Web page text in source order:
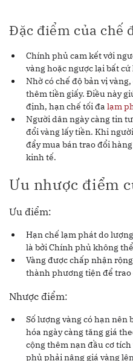
Đặc điểm của chế
Chính phủ cam kết với
vàng hoặc ngược lại bất cứ
Nhờ có chế độ bản vị
thêm tiền giấy. Điều này
định, hạn chế tối đa lạm
Người dân ngày càng tin
đổi vàng lấy tiền. Khi
đẩy mua bán trao đổi
kinh tế.
Ưu nhược điểm
Ưu điểm:
Hạn chế lạm phát do
là bởi Chính phủ không
Vàng được chấp nhận
thành phương tiện để trao
Nhược điểm:
Số lượng vàng có hạn
hóa ngày càng tăng giá
cộng thêm nạn đầu cơ
phủ phải nâng giá vàng